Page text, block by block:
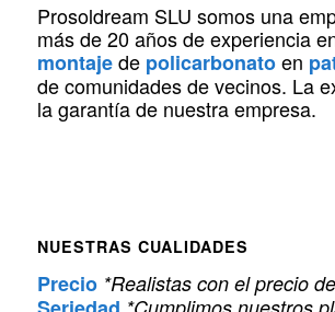
Prosoldream SLU somos una
más de 20 años de experiencia
montajede policarbonatoen
de comunidades de vecinos. La
la garantía de nuestra empresa.
NUESTRAS CUALIDADES
Precio *Realistas con el precio